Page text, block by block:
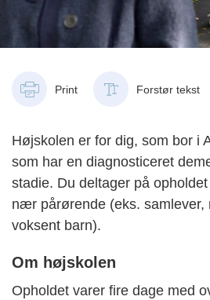
Print Forstør tekst
Højskolen er for dig, som bor i
som har en diagnosticeret
stadie. Du deltager på
nær pårørende (eks.
voksent barn).
Om højskolen
Opholdet varer fire dage med